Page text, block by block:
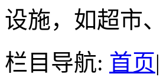
设施，如超市
栏目导航: 首页|